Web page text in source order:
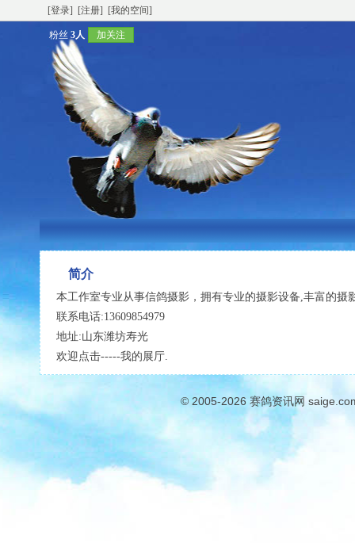
[登录] [注册] [我的空间]
粉丝 3人 加关注
简介
本工作室专业从事信鸽摄影，拥有专业的摄影设备,丰富的摄
联系电话:13609854979
地址:山东潍坊寿光
欢迎点击-----我的展厅.
© 2005-2026 赛鸽资讯网